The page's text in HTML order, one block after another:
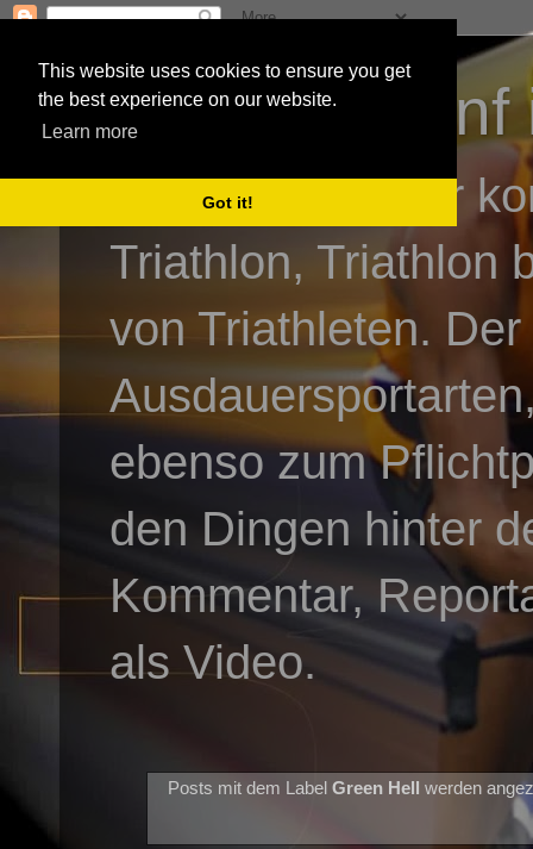
This website uses cookies to ensure you get
the best experience on our website.
Learn more
Got it!
3athlon - #dnf
Kai Baumgartner
Triathlon, Triathlon
von Triathleten.
ebenso zum
den Dingen hinter
Kommentar,
als Video.
Posts mit dem Label Green Hell werden